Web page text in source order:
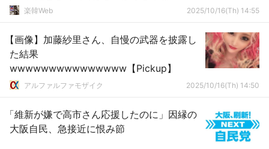
楽韓Web 2025/10/16(Th) 14:55
【画像】加藤紗里さん、自慢の武器を披露し
た結果
wwwwwwwwwwwwwww【Pickup】
アルファルファモザイク 2025/10/16(Th) 14:50
「維新が嫌で高市さん応援したのに」因縁の
大阪自民、急接近に恨み節